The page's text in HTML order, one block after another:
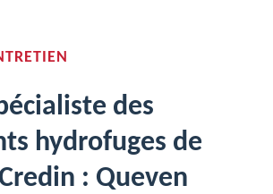
des
hydrofuges de
: Queven